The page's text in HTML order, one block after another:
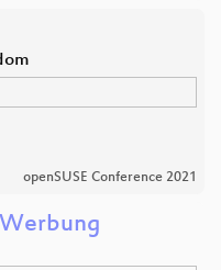
openSUSE Conference 2021